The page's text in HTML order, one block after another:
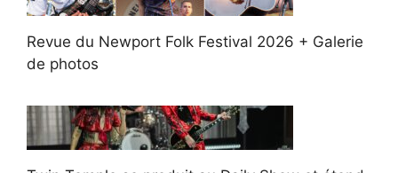
Revue du Newport Folk Festival 2026 + Galerie
de photos